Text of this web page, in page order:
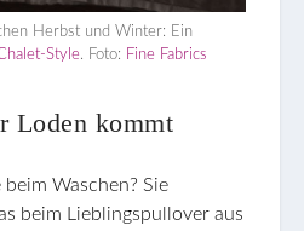
Herbst und Winter: Ein
Style. Foto: Fine Fabrics
Loden kommt
Waschen? Sie
beim Lieblingspullover aus